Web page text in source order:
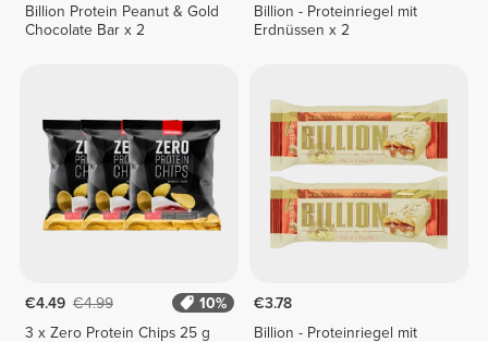
Billion Protein Peanut & Gold
Chocolate Bar x 2
Billion - Proteinriegel mit
Erdnüssen x 2
€4.49 €4.99
10%
3 x Zero Protein Chips 25 g
€3.78
Billion - Proteinriegel mit